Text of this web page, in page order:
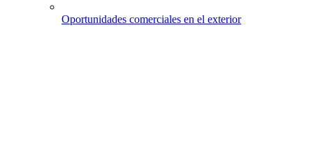
Oportunidades comerciales en el exterior